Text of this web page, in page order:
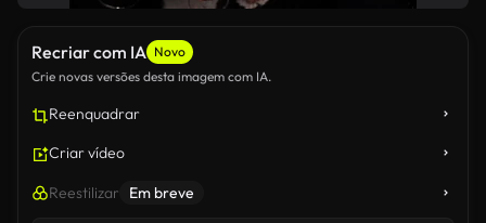
Recriar com IA Novo
Crie novas versões desta imagem com IA.
Reenquadrar
Criar vídeo
Reestilizar Em breve